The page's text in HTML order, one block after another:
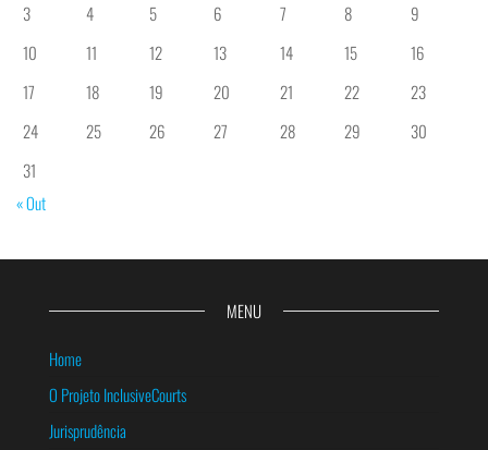
3
4 5 6 7 8
9
10
11 12 13 14 15
16
17
18 19 20 21 22
23
24
25 26 27 28 29
30
31
« Out
MENU
Home
O Projeto InclusiveCourts
Jurisprudência